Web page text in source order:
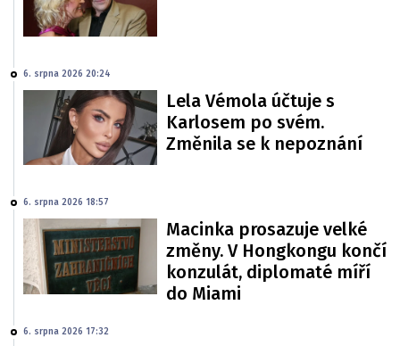
6. srpna 2026 20:24
Lela Vémola účtuje s
Karlosem po svém.
Změnila se k nepoznání
6. srpna 2026 18:57
Macinka prosazuje velké
změny. V Hongkongu končí
konzulát, diplomaté míří
do Miami
6. srpna 2026 17:32